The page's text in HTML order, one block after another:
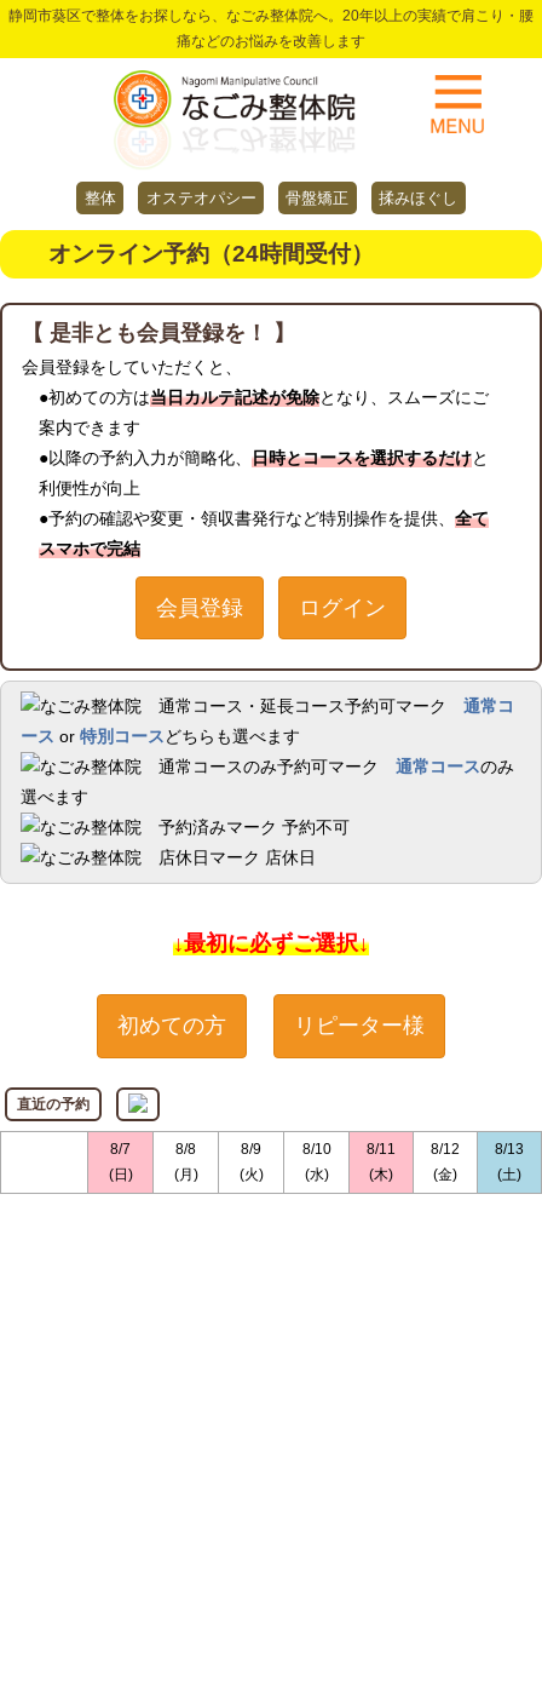
静岡市葵区で整体をお探しなら、なごみ整体院へ。20年以上の実績で肩こり・腰
痛などのお悩みを改善します
整体 オステオパシー 骨盤矯正 揉みほぐし
オンライン予約（24時間受付）
【 是非とも会員登録を！ 】
会員登録をしていただくと、
●初めての方は当日カルテ記述が免除となり、スムーズにご
案内できます
●以降の予約入力が簡略化、 日時とコースを選択するだけと
利便性が向上
●予約の確認や変更・領収書発行など特別操作を提供、 全て
スマホで完結
会員登録 ログイン
通常コ
ース or 特別コースどちらも選べます
通常コースのみ
選べます
予約不可
店休日
↓最初に必ずご選択↓
初めての方 リピーター様
直近の予約
8/7
(日)
8/8
(月)
8/9
(火)
8/10
(水)
8/11
(木)
8/12
(金)
8/13
(土)